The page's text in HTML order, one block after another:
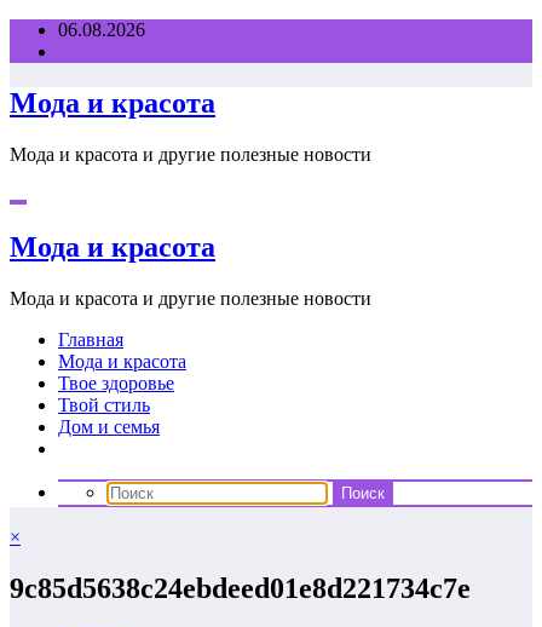
Перейти06.08.2026
Мода и красота
Мода и красота и другие полезные новости
Мода и красота
Мода и красота и другие полезные новости
Главная
Мода и красота
Твое здоровье
Твой стиль
Дом и семья
×
9c85d5638c24ebdeed01e8d221734c7e